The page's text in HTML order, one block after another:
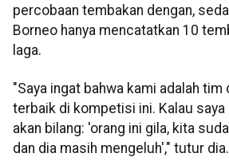
percobaan tembakan dengan,
Borneo hanya mencatatkan 10
laga.
"Saya ingat bahwa kami adalah tim
terbaik di kompetisi ini. Kalau saya
akan bilang: 'orang ini gila, kita
dan dia masih mengeluh'," tutur dia.